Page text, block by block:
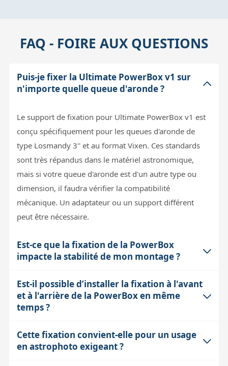
FAQ - FOIRE AUX QUESTIONS
Puis-je fixer la Ultimate PowerBox v1 sur
n'importe quelle queue d'aronde ?
Le support de fixation pour Ultimate PowerBox v1 est
conçu spécifiquement pour les queues d'aronde de
type Losmandy 3'' et au format Vixen. Ces standards
sont très répandus dans le matériel astronomique,
mais si votre queue d'aronde est d'un autre type ou
dimension, il faudra vérifier la compatibilité
mécanique. Un adaptateur ou un support différent
peut être nécessaire.
Est-ce que la fixation de la PowerBox
impacte la stabilité de mon montage ?
La fixation par queue d'aronde assure une bonne
rigidité mécanique car elle utilise des standards
robustes. Cependant, il faut veiller à bien serrer la
reste modéré, mais sur des montures légères, chaque
Est-il possible d’installer la fixation à l'avant
et à l'arrière de la PowerBox en même
temps ?
Oui, le support est prévu pour être monté à l'avant et à
l'arrière de la PowerBox. Cela permet de choisir
Cette fixation convient-elle pour un usage
en astrophoto exigeant ?